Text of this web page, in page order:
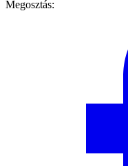
Megosztás: